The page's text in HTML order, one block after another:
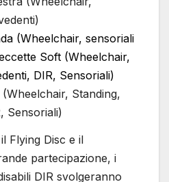
(Wheelchair, sensoriali
Soft (Wheelchair,
DIR, Sensoriali)
Standing,
Sensoriali)
Flying Disc e il
partecipazione, i
DIR svolgeranno